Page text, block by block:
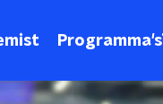
Programma's